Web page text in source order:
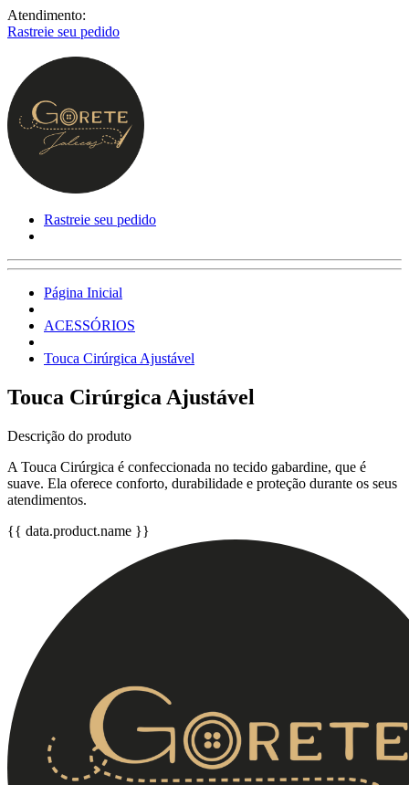
Atendimento:
Rastreie seu pedido
Rastreie seu pedido
Página Inicial
ACESSÓRIOS
Touca Cirúrgica Ajustável
Touca Cirúrgica Ajustável
Descrição do produto
A Touca Cirúrgica é confeccionada no tecido gabardine, que é
suave. Ela oferece conforto, durabilidade e proteção durante os seus
atendimentos.
{{ data.product.name }}